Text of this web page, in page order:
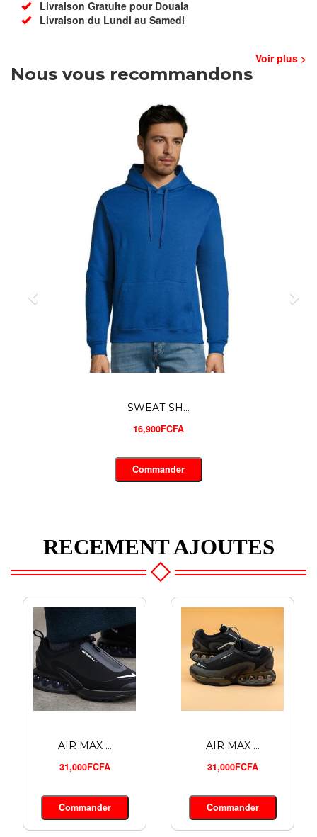
Livraison Gratuite pour Douala
Livraison du Lundi au Samedi
Voir plus >
Nous vous recommandons
SWEAT-SH...
16,500FCFA
Commander
16,900FCFA
RECEMENT AJOUTES
AIR MAX ...
31,000FCFA
Commander
AIR MAX ...
31,000FCFA
Commander